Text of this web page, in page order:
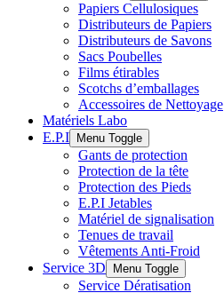
Papiers Cellulosiques
Distributeurs de Papiers
Distributeurs de Savons
Sacs Poubelles
Films étirables
Scotchs d’emballages
Accessoires de Nettoyage
Matériels Labo
E.P.I
Menu Toggle
Gants de protection
Protection de la tête
Protection des Pieds
E.P.I Jetables
Matériel de signalisation
Tenues de travail
Vêtements Anti-Froid
Service 3D
Menu Toggle
Service Dératisation